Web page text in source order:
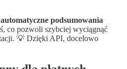
automatyczne podsumowania
co pozwoli szybciej wyciągnąć
💡 Dzięki API, docelowo